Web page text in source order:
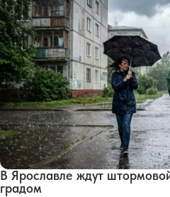
В Ярославле ждут
градом